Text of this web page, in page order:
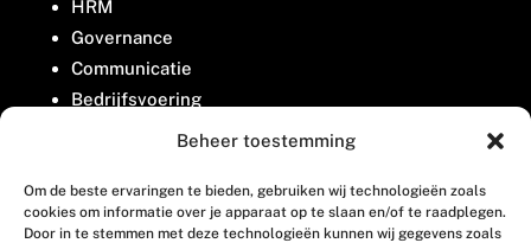
Beheer toestemming
Om de beste ervaringen te bieden, gebruiken wij technologieën zoals
cookies om informatie over je apparaat op te slaan en/of te raadplegen.
Door in te stemmen met deze technologieën kunnen wij gegevens zoals
HRM
Governance
Communicatie
Bedrijfsvoering
Belangenbehartiging
Contact